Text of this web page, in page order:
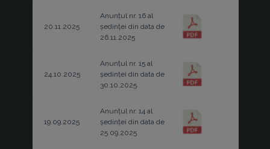
20.11.2025
Anunțul nr. 16 al
ședinței din data de
26.11.2025
24.10.2025
Anunțul nr. 15 al
ședinței din data de
30.10.2025
19.09.2025
Anunțul nr. 14 al
ședinței din data de
25.09.2025